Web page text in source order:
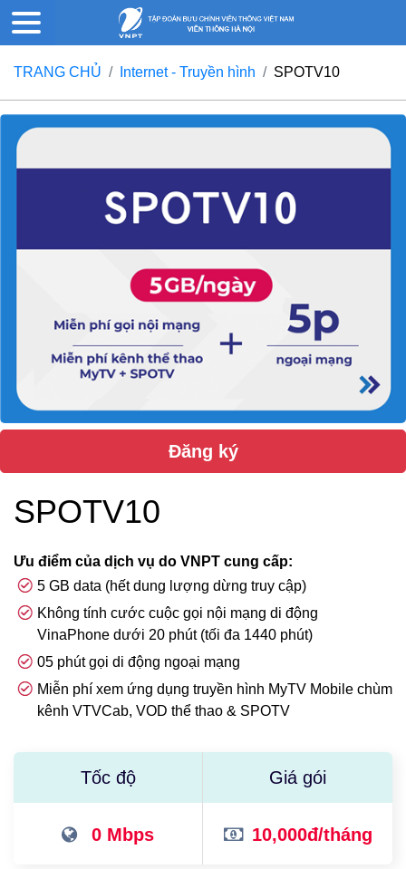
TRANG CHỦ Internet - Truyền hình SPOTV10
Đăng ký
SPOTV10
Ưu điểm của dịch vụ do VNPT cung cấp:
5 GB data (hết dung lượng dừng truy cập)
Không tính cước cuộc gọi nội mạng di động
VinaPhone dưới 20 phút (tối đa 1440 phút)
05 phút gọi di động ngoại mạng
Miễn phí xem ứng dụng truyền hình MyTV Mobile chùm
kênh VTVCab, VOD thể thao & SPOTV
Tốc độ
0 Mbps
Giá gói
10,000đ/tháng